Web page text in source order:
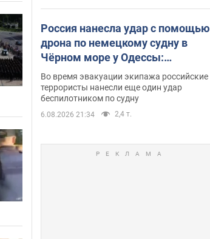
Россия нанесла удар с помощью
дрона по немецкому судну в
Чёрном море у Одессы:
подробности
Во время эвакуации экипажа российские
террористы нанесли еще один удар
беспилотником по судну
6.08.2026 21:34 2,4 т.